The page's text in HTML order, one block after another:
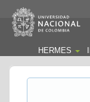
HERMES